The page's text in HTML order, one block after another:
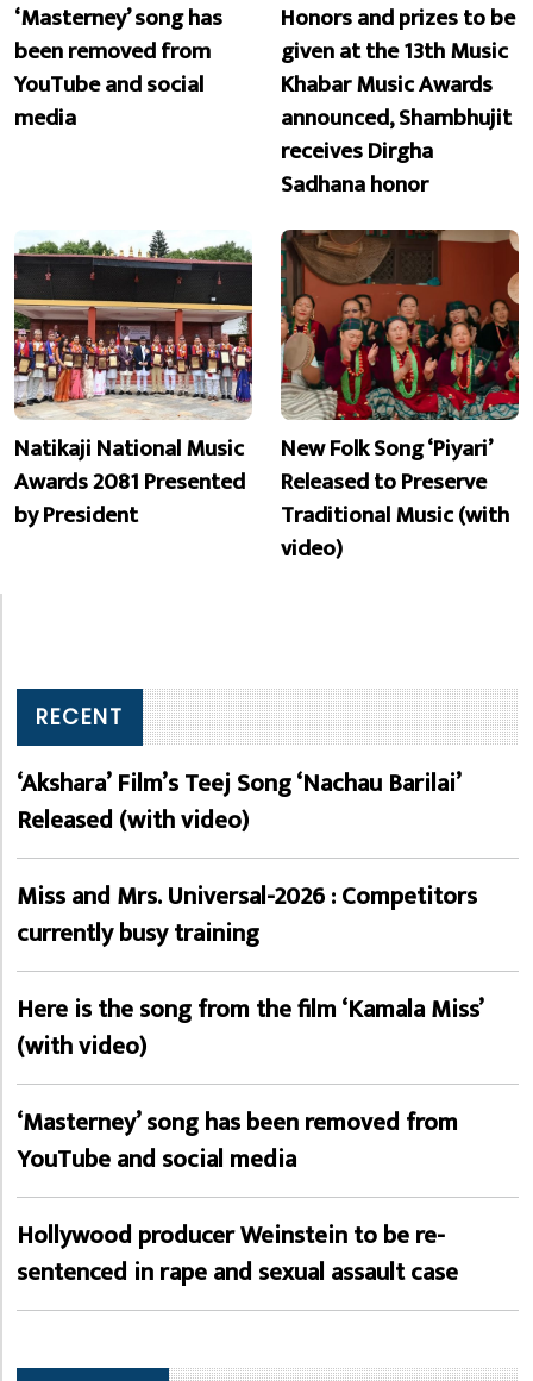
‘Masterney’ song has
been removed from
YouTube and social
media
Honors and prizes to be
given at the 13th Music
Khabar Music Awards
announced, Shambhujit
receives Dirgha
Sadhana honor
Natikaji National Music
Awards 2081 Presented
by President
New Folk Song ‘Piyari’
Released to Preserve
Traditional Music (with
video)
RECENT
‘Akshara’ Film’s Teej Song ‘Nachau Barilai’
Released (with video)
Miss and Mrs. Universal-2026 : Competitors
currently busy training
Here is the song from the film ‘Kamala Miss’
(with video)
‘Masterney’ song has been removed from
YouTube and social media
Hollywood producer Weinstein to be re-
sentenced in rape and sexual assault case